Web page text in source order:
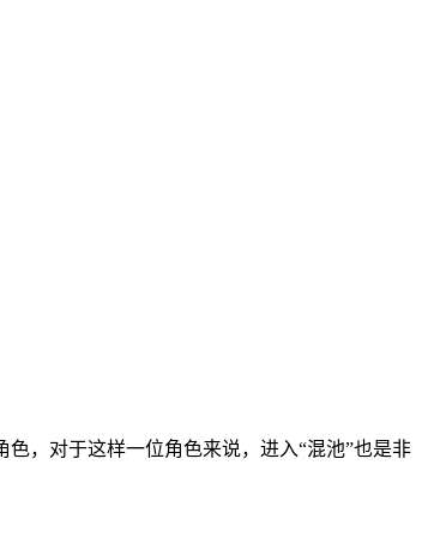
，对于这样一位角色来说，进入“混池”也是非